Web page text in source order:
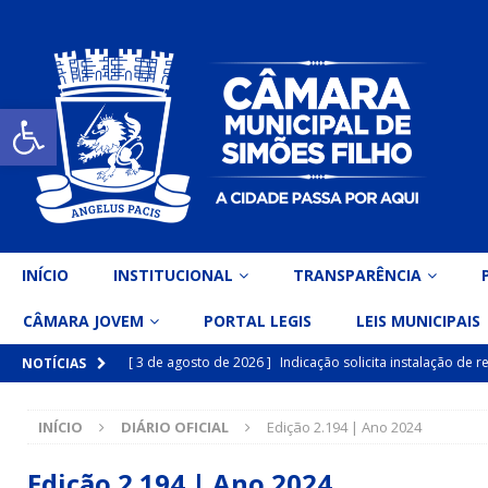
Open toolbar
INÍCIO INSTITUCIONAL TRANSPARÊNCIA
CÂMARA JOVEM PORTAL LEGIS LEIS MUNICIPAIS
NOTÍCIAS [ 3 de agosto de 2026 ] Indicação solicita instalação de
inclusiva
DESTAQUE
[ 15 de julho de 2026 ]
Vereador Belo Gazineu
INÍCIO DIÁRIO OFICIAL Edição 2.194 | Ano 2024